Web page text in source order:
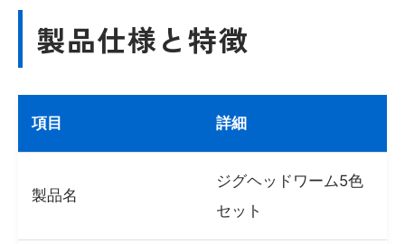
製品仕様と特徴
項目 詳細
製品名
ジグヘッドワーム5色
セット